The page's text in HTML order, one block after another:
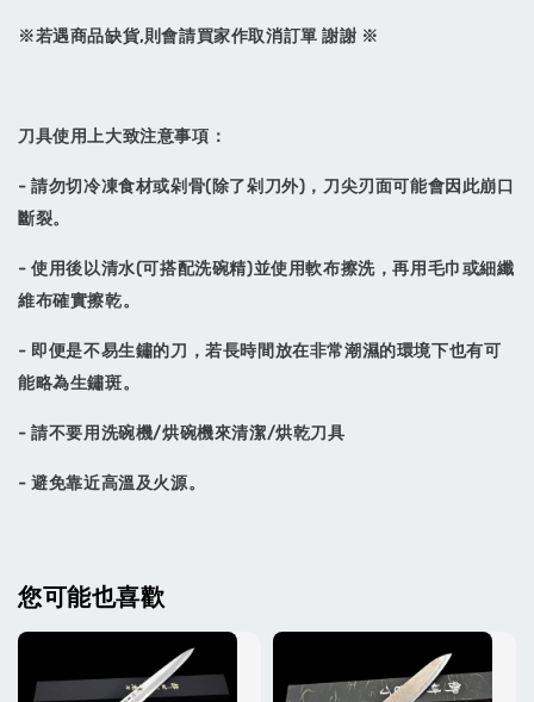
※若遇商品缺貨,則會請買家作取消訂單 謝謝 ※
刀具使用上大致注意事項：
- 請勿切冷凍食材或剁骨(除了剁刀外)，刀尖刃面可能會因此崩口
斷裂。
- 使用後以清水(可搭配洗碗精)並使用軟布擦洗，再用毛巾或細纖
維布確實擦乾。
- 即便是不易生鏽的刀，若長時間放在非常潮濕的環境下也有可
能略為生鏽斑。
- 請不要用洗碗機/烘碗機來清潔/烘乾刀具
- 避免靠近高溫及火源。
您可能也喜歡